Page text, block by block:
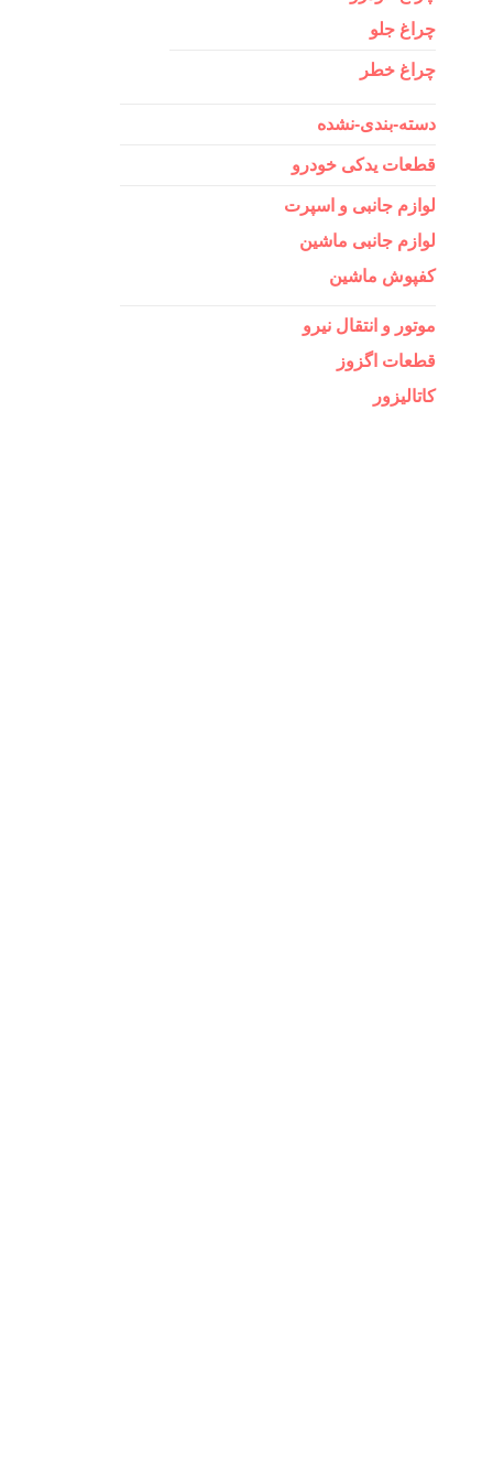
چراغ جلو
چراغ خطر
دسته-بندی-نشده
قطعات یدکی خودرو
لوازم جانبی و اسپرت
لوازم جانبی ماشین
کفپوش ماشین
موتور و انتقال نیرو
قطعات اگزوز
کاتالیزور